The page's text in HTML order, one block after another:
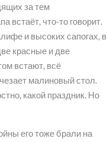
за тем
встаёт, что-то говорит.
и высоких сапогах, в
красные и две
встают, всё
малиновый стол.
какой праздник. Но
его тоже брали на